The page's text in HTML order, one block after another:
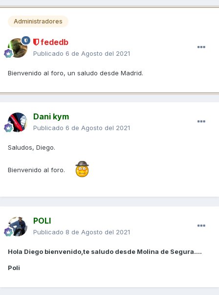
Administradores
fededb
Publicado 6 de Agosto del 2021
Bienvenido al foro, un saludo desde Madrid.
Dani kym
Publicado 6 de Agosto del 2021
Saludos, Diego.
Bienvenido al foro.
POLI
Publicado 8 de Agosto del 2021
Hola Diego bienvenido,te saludo desde Molina de Segura....
Poli